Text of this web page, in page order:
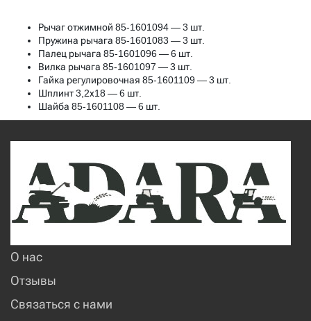
Рычаг отжимной 85-1601094 — 3 шт.
Пружина рычага 85-1601083 — 3 шт.
Палец рычага 85-1601096 — 6 шт.
Вилка рычага 85-1601097 — 3 шт.
Гайка регулировочная 85-1601109 — 3 шт.
Шплинт 3,2х18 — 6 шт.
Шайба 85-1601108 — 6 шт.
О нас
Отзывы
Связаться с нами